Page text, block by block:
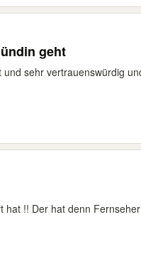
geht
sehr vertrauenswürdig
!! Der hat denn